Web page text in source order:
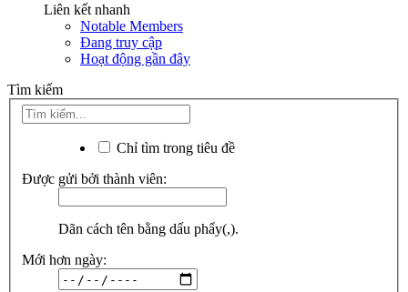
Liên kết nhanh
Notable Members
Đang truy cập
Hoạt động gần đây
Tìm kiếm
Chỉ tìm trong tiêu đề
Được gửi bởi thành viên:
Dãn cách tên bằng dấu phẩy(,).
Mới hơn ngày: